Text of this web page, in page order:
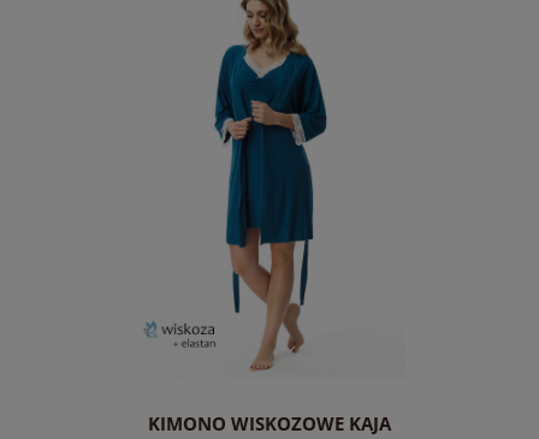
KIMONO WISKOZOWE KAJA